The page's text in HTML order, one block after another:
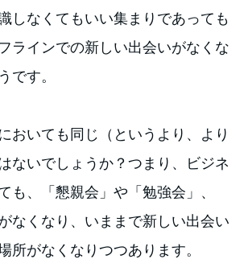
しなくてもいい集まりであっても
ラインでの新しい出会いがなくな
です。
おいても同じ（というより、より
ないでしょうか？つまり、ビジネ
も、「懇親会」や「勉強会」、
なくなり、いままで新しい出会い
所がなくなりつつあります。